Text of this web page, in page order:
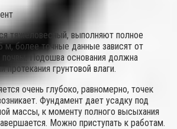
тяжеловесный, выполняют полное
м, более точные данные зависят от
почвы. Подошва основания должна
протекания грунтовой влаги.
очень глубоко, равномерно, точек
Фундамент дает усадку под
массы, к моменту полного высыхания
Можно приступать к работам.